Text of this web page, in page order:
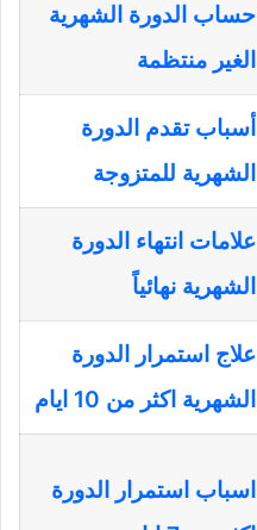
حساب الدورة الشهرية
الغير منتظمة
أسباب تقدم الدورة
الشهرية للمتزوجة
علامات انتهاء الدورة
الشهرية نهائياً
علاج استمرار الدورة
الشهرية اكثر من 10 ايام
اسباب استمرار الدورة